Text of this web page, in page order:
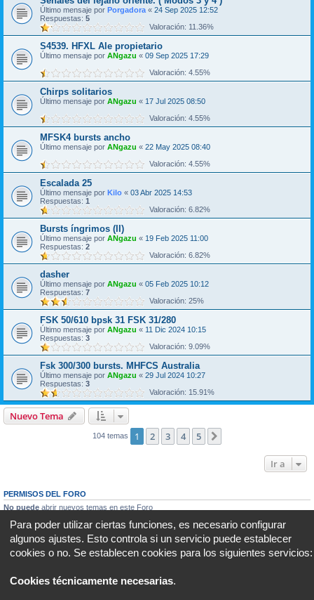
Último mensaje por Porgadora « 24 Sep 2025 12:52
Respuestas: 5
Valoración: 11.36%
S4539. HFXL Ale propietario
Último mensaje por ANgazu « 09 Sep 2025 17:29
Valoración: 4.55%
Chirps solitarios
Último mensaje por ANgazu « 17 Jul 2025 08:50
Valoración: 4.55%
MFSK4 bursts ancho
Último mensaje por ANgazu « 22 May 2025 08:40
Valoración: 4.55%
Escalada 25
Último mensaje por Kilo « 03 Abr 2025 14:53
Respuestas: 1
Valoración: 6.82%
Bursts íngrimos (II)
Último mensaje por ANgazu « 19 Feb 2025 11:00
Respuestas: 2
Valoración: 6.82%
dasher
Último mensaje por ANgazu « 05 Feb 2025 10:12
Respuestas: 7
Valoración: 25%
FSK 50/610 bpsk 31 FSK 31/280
Último mensaje por ANgazu « 11 Dic 2024 10:15
Respuestas: 3
Valoración: 9.09%
Fsk 300/300 bursts. MHFCS Australia
Último mensaje por ANgazu « 29 Jul 2024 10:27
Respuestas: 3
Valoración: 15.91%
Nuevo Tema
104 temas 1 2 3 4 5
Ir a
PERMISOS DEL FORO
No puede abrir nuevos temas en este Foro
No puedeeditar sus mensajes en este Foro
No puedeborrar sus mensajes en este Foro
No puede
enviar adjuntos en este Foro
Para poder utilizar ciertas funciones, es necesario configurar
algunos ajustes. Esto controla si un servicio puede establecer
cookies o no. Se establecen cookies para los siguientes servicios:
Cookies técnicamente necesarias.